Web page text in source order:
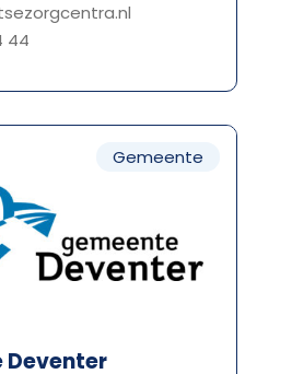
44
Gemeente
Deventer